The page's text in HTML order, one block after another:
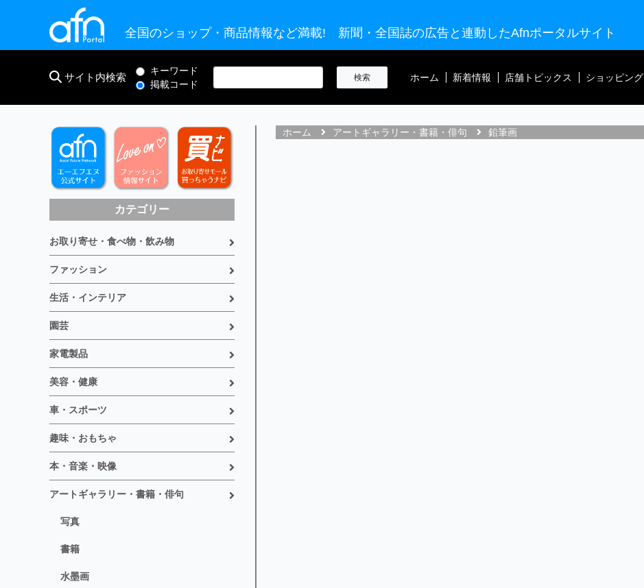
全国のショップ・商品情報など満載! 新聞・全国誌の広告と連動したAfnポータルサイト
サイト内検索
キーワード
掲載コード
ホーム 新着情報 店舗トピックス ショッピング
カテゴリー
お取り寄せ・食べ物・飲み物
ファッション
生活・インテリア
園芸
家電製品
美容・健康
車・スポーツ
趣味・おもちゃ
本・音楽・映像
アートギャラリー・書籍・俳句
写真
書籍
水墨画
ホーム アートギャラリー・書籍・俳句 鉛筆画